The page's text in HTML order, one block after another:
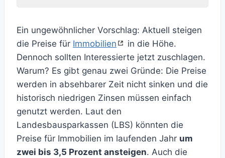
Ein ungewöhnlicher Vorschlag: Aktuell steigen
die Preise für Immobilien
in die Höhe.
Dennoch sollten Interessierte jetzt zuschlagen.
Warum? Es gibt genau zwei Gründe: Die Preise
werden in absehbarer Zeit nicht sinken und die
historisch niedrigen Zinsen müssen einfach
genutzt werden. Laut den
Landesbausparkassen (LBS) könnten die
Preise für Immobilien im laufenden Jahr um
zwei bis 3,5 Prozent ansteigen. Auch die